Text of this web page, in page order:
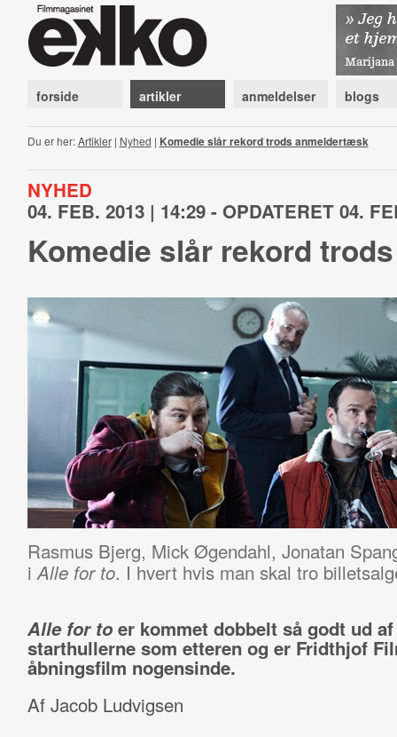
forside artikler anmeldelser blogs
Du er her:Artikler| Nyhed | Komedie slår rekord trods anmeldertæsk
NYHED
04. FEB. 2013 | 14:29 - OPDATERET 04.
Komedie slår rekord
Rasmus Bjerg, Mick Øgendahl, Jonatan
iAlle for to. I hvert hvis man skal tro
Alle for toer kommet dobbelt så godt ud af
starthullerne som etteren og er Fridthjof
åbningsfilm nogensinde.
Af Jacob Ludvigsen